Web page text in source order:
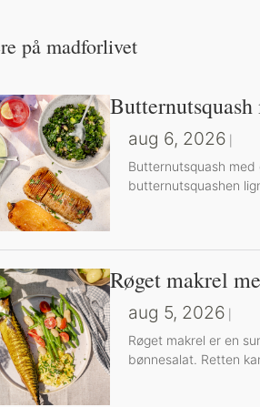
på madforlivet
aug 6, 2026
Butternutsquash
butternutsquashen
Røget makrel
aug 5, 2026
Røget makrel er en
bønnesalat. Retten